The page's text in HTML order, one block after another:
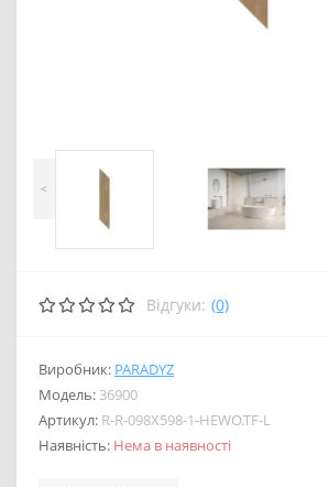
<
Відгуки: (0)
Виробник: PARADYZ
Модель: 36900
Артикул: R-R-098X598-1-HEWO.TF-L
Наявність: Нема в наявності